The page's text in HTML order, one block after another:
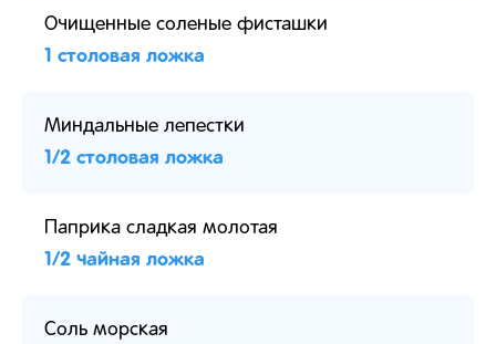
Очищенные соленые фисташки
1 столовая ложка
Миндальные лепестки
1/2 столовая ложка
Паприка сладкая молотая
1/2 чайная ложка
Соль морская